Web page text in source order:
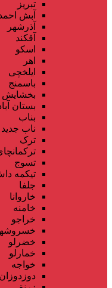
تبریز
آبش
آذرشهر
آقکند
اسکو
اهر
ایلخچی
باسمنج
بخشایش
بستان
بناب
ناب جدید
ترک
تسوج
تیکمه
جلفا
خاروانا
خامنه
خراجو
خضرلو
خمارلو
خواجه
دوزدوزان